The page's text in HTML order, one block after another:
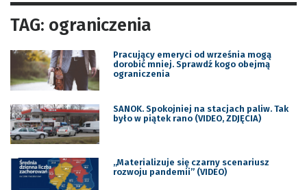
TAG: ograniczenia
Pracujący emeryci od września mogą
dorobić mniej. Sprawdź kogo obejmą
ograniczenia
SANOK. Spokojniej na stacjach paliw. Tak
było w piątek rano (VIDEO, ZDJĘCIA)
„Materializuje się czarny scenariusz
rozwoju pandemii” (VIDEO)